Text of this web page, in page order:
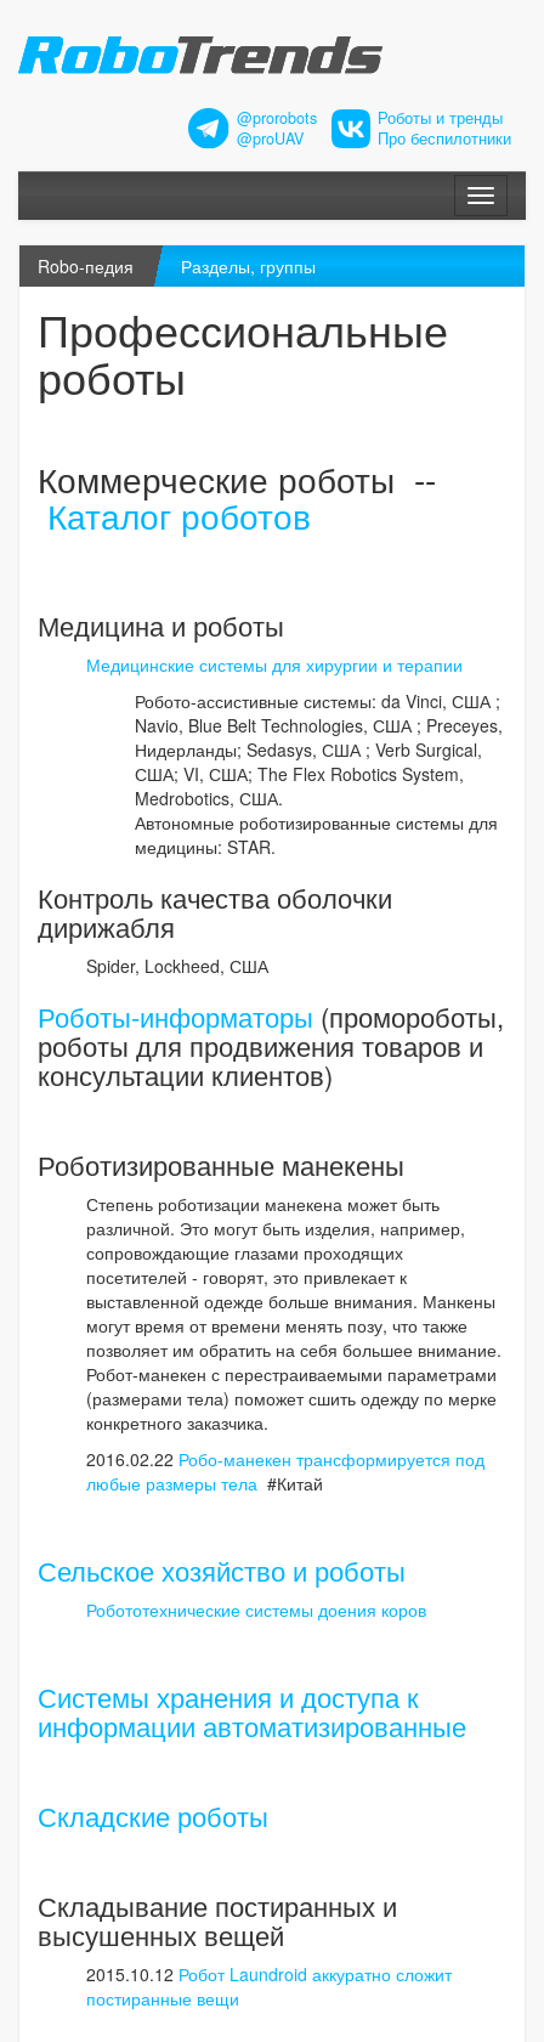
@prorobots
@proUAV
Роботы и тренды
Про беспилотники
Меню
Robo-педия Разделы, группы
Профессиональные
роботы
Коммерческие роботы --
Каталог роботов
Медицина и роботы
Медицинские системы для хирургии и терапии
Робото-ассистивные системы: da Vinci, США ;
Navio, Blue Belt Technologies, США ; Preceyes,
Нидерланды; Sedasys, США ; Verb Surgical,
США; VI, США; The Flex Robotics System,
Medrobotics, США.
Автономные роботизированные системы для
медицины: STAR.
Контроль качества оболочки
дирижабля
Spider, Lockheed, США
Роботы-информаторы (промороботы,
роботы для продвижения товаров и
консультации клиентов)
Роботизированные манекены
Степень роботизации манекена может быть
различной. Это могут быть изделия, например,
сопровождающие глазами проходящих
посетителей - говорят, это привлекает к
выставленной одежде больше внимания. Манкены
могут время от времени менять позу, что также
позволяет им обратить на себя большее внимание.
Робот-манекен с перестраиваемыми параметрами
(размерами тела) поможет сшить одежду по мерке
конкретного заказчика.
2016.02.22 Робо-манекен трансформируется под
любые размеры тела #Китай
Сельское хозяйство и роботы
Робототехнические системы доения коров
Системы хранения и доступа к
информации автоматизированные
Складские роботы
Складывание постиранных и
высушенных вещей
2015.10.12 Робот Laundroid аккуратно сложит
постиранные вещи